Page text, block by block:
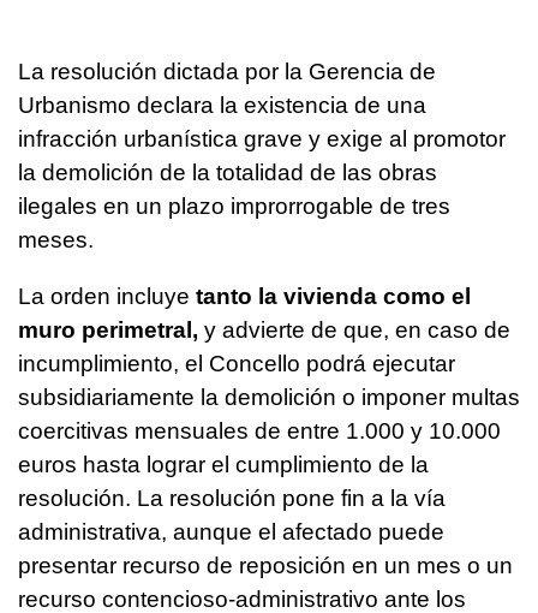
La resolución dictada por la Gerencia de
Urbanismo declara la existencia de una
infracción urbanística grave y exige al promotor
la demolición de la totalidad de las obras
ilegales en un plazo improrrogable de tres
meses.
La orden incluye tanto la vivienda como el
muro perimetral, y advierte de que, en caso de
incumplimiento, el Concello podrá ejecutar
subsidiariamente la demolición o imponer multas
coercitivas mensuales de entre 1.000 y 10.000
euros hasta lograr el cumplimiento de la
resolución. La resolución pone fin a la vía
administrativa, aunque el afectado puede
presentar recurso de reposición en un mes o un
recurso contencioso-administrativo ante los